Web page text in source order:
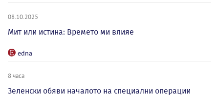
08.10.2025
Мит или истина: Времето ми влияе
edna
8 часа
Зеленски обяви началото на специални операции